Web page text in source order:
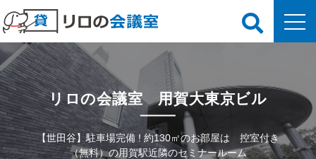
リロの会議室 用賀大東京ビル
【世田谷】駐車場完備 ! 約130㎡のお部屋は 控室付き
（無料）の用賀駅近隣のセミナールーム